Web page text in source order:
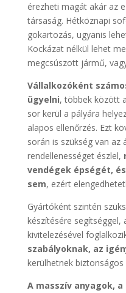
érezheti magát akár az
társaság. Hétköznapi
gokartozás, ugyanis
Kockázat nélkül lehet
megcsúszott jármű,
Vállalkozóként
ügyelni, többek között
sor kerül a pályára
alapos ellenőrzés. Ezt
során is szükség van az
rendellenességet észlel,
vendégek épségét,
sem, ezért
Gyártóként szintén
készítésére segítséggel,
kivitelezésével
szabályoknak, az
kerülhetnek
A masszív anyagok,